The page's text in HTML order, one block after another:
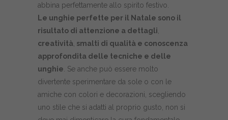
abbina perfettamente allo spirito festivo.
Le unghie perfette per il Natale sono il
risultato di attenzione a dettagli
creatività smalti di qualità e conoscenza
approfondita delle tecniche e delle
unghie . Se anche può essere molto
divertente sperimentare da sole o con le
amiche con colori e decorazioni, scegliendo
uno stile che si adatti al proprio gusto, non si